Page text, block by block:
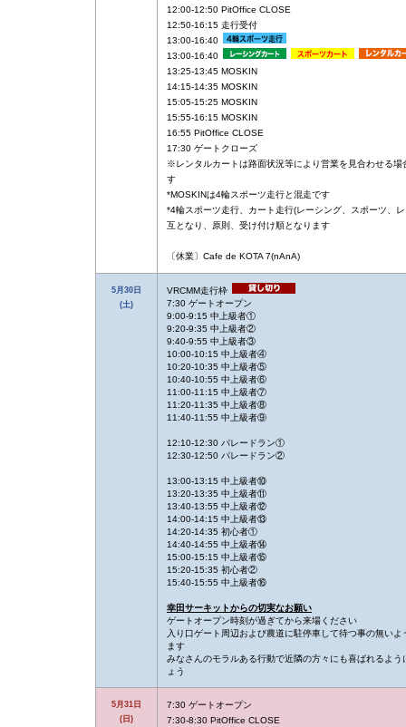
12:00-12:50 PitOffice CLOSE
12:50-16:15 走行受付
13:00-16:40
13:00-16:40
13:25-13:45 MOSKIN
14:15-14:35 MOSKIN
15:05-15:25 MOSKIN
15:55-16:15 MOSKIN
16:55 PitOffice CLOSE
17:30 ゲートクローズ
※レンタルカートは路面状況等により営業を見合わせる場
す
*MOSKINは4輪スポーツ走行と混走です
*4輪スポーツ走行、カート走行(レーシング、スポーツ、
互となり、原則、受け付け順となります
〔休業〕Cafe de KOTA 7(nAnA)
5月30日
(土)
VRCMM走行枠
7:30 ゲートオープン
9:00-9:15 中上級者①
9:20-9:35 中上級者②
9:40-9:55 中上級者③
10:00-10:15 中上級者④
10:20-10:35 中上級者⑤
10:40-10:55 中上級者⑥
11:00-11:15 中上級者⑦
11:20-11:35 中上級者⑧
11:40-11:55 中上級者⑨
12:10-12:30 パレードラン①
12:30-12:50 パレードラン②
13:00-13:15 中上級者⑩
13:20-13:35 中上級者⑪
13:40-13:55 中上級者⑫
14:00-14:15 中上級者⑬
14:20-14:35 初心者①
14:40-14:55 中上級者⑭
15:00-15:15 中上級者⑮
15:20-15:35 初心者②
15:40-15:55 中上級者⑯
幸田サーキットからの切実なお願い
ゲートオープン時刻が過ぎてから来場ください
入り口ゲート周辺および農道に駐停車して待つ事の無いよ
ます
みなさんのモラルある行動で近隣の方々にも喜ばれるよう
ょう
5月31日
(日)
7:30 ゲートオープン
7:30-8:30 PitOffice CLOSE